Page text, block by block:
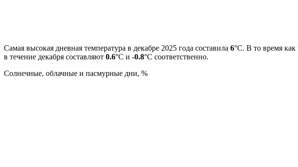
Самая высокая дневная температура в декабре 2025 года составила 6°С. В то время как
в течение декабря составляют 0.6°С и -0.8°С соответственно.
Cолнечные, облачные и пасмурные дни, %